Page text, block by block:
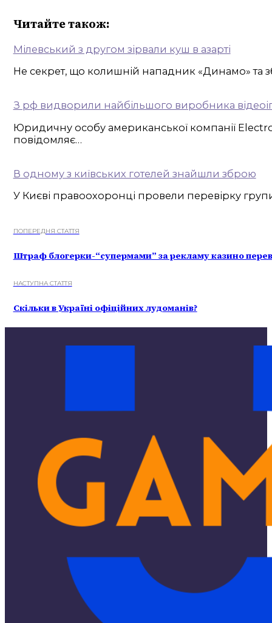
Читайте також:
Мілевський з другом зірвали куш в азарті
Не секрет, що колишній нападник «Динамо» та
З рф видворили найбільшого виробника
Юридичну особу американської компанії
повідомляє…
В одному з київських готелей знайшли зброю
У Києві правоохоронці провели перевірку
ПОПЕРЕДНЯ СТАТТЯ
Штраф блогерки-“супермами” за рекламу казино
НАСТУПНА СТАТТЯ
Скільки в Україні офіційних лудоманів?